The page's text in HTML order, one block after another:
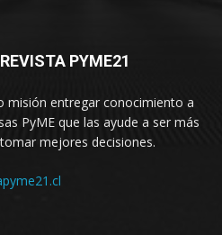
PYME21
misión entregar conocimiento a
PyME que las ayude a ser más
mejores decisiones.